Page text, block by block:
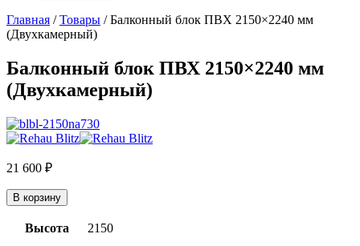
Главная /Товары /Балконный блок ПВХ 2150×2240 мм
(Двухкамерный)
Балконный блок ПВХ 2150×2240 мм
(Двухкамерный)
21 600 ₽
В корзину
Высота 2150